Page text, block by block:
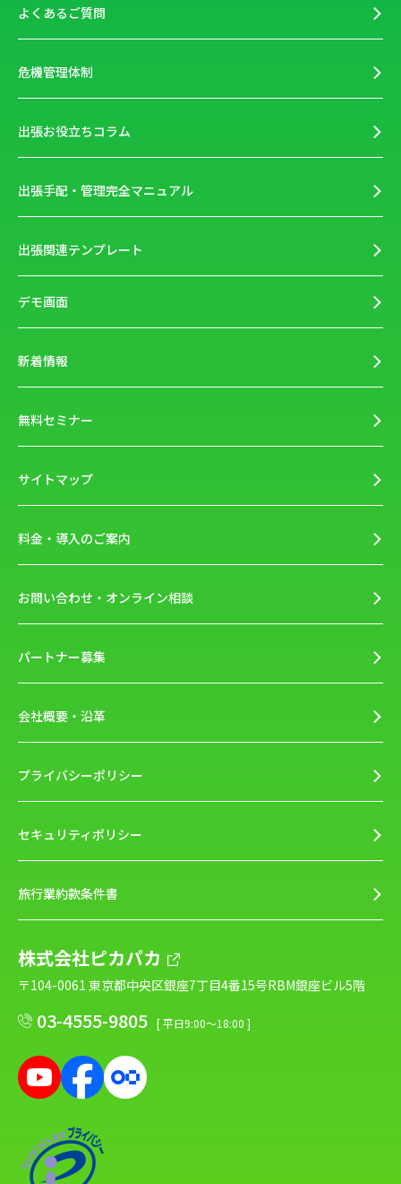
よくあるご質問
危機管理体制
出張お役立ちコラム
出張手配・管理完全マニュアル
出張関連テンプレート
デモ画面
新着情報
無料セミナー
サイトマップ
料金・導入のご案内
お問い合わせ・オンライン相談
パートナー募集
会社概要・沿革
プライバシーポリシー
セキュリティポリシー
旅行業約款条件書
株式会社ピカパカ
〒104-0061 東京都中央区銀座7丁目4番15号RBM銀座ビル5階
03-4555-9805 [ 平日9:00～18:00 ]